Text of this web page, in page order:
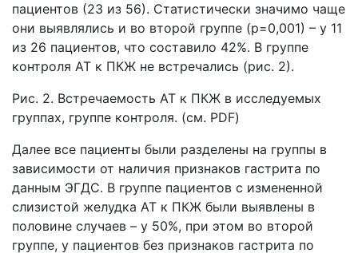
пациентов (23 из 56). Статистически значимо чаще
они выявлялись и во второй группе (р=0,001) – у 11
из 26 пациентов, что составило 42%. В группе
контроля АТ к ПКЖ не встречались (рис. 2).
Рис. 2. Встречаемость АТ к ПКЖ в исследуемых
группах, группе контроля. (см. PDF)
Далее все пациенты были разделены на группы в
зависимости от наличия признаков гастрита по
данным ЭГДС. В группе пациентов с измененной
слизистой желудка АТ к ПКЖ были выявлены в
половине случаев – у 50%, при этом во второй
группе, у пациентов без признаков гастрита по